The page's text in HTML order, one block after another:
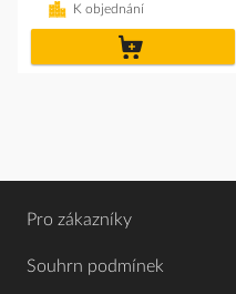
K objednání
Pro zákazníky
Souhrn podmínek